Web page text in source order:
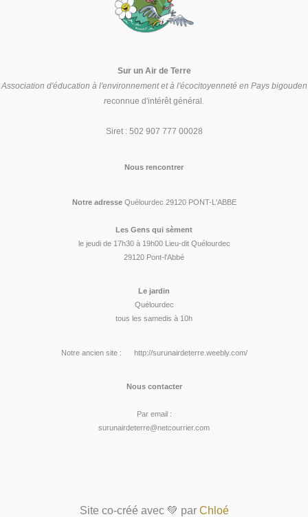
Sur un Air de Terre
Association d'éducation à l'environnement et à l'écocitoyenneté en Pays bigouden
reconnue d'intérêt général.
Siret : 502 907 777 00028
Nous rencontrer
Notre adresseQuélourdec 29120 PONT-L'ABBE
Les Gens qui sèment
le jeudi de 17h30 à 19h00 Lieu-dit Quélourdec
29120 Pont-l'Abbé
Le jardin
Quélourdec
tous les samedis à 10h
Notre ancien site : http://surunairdeterre.weebly.com/
Nous contacter
Par email :
surunairdeterre@netcourrier.com
Site co-créé avec 💚 par Chloé